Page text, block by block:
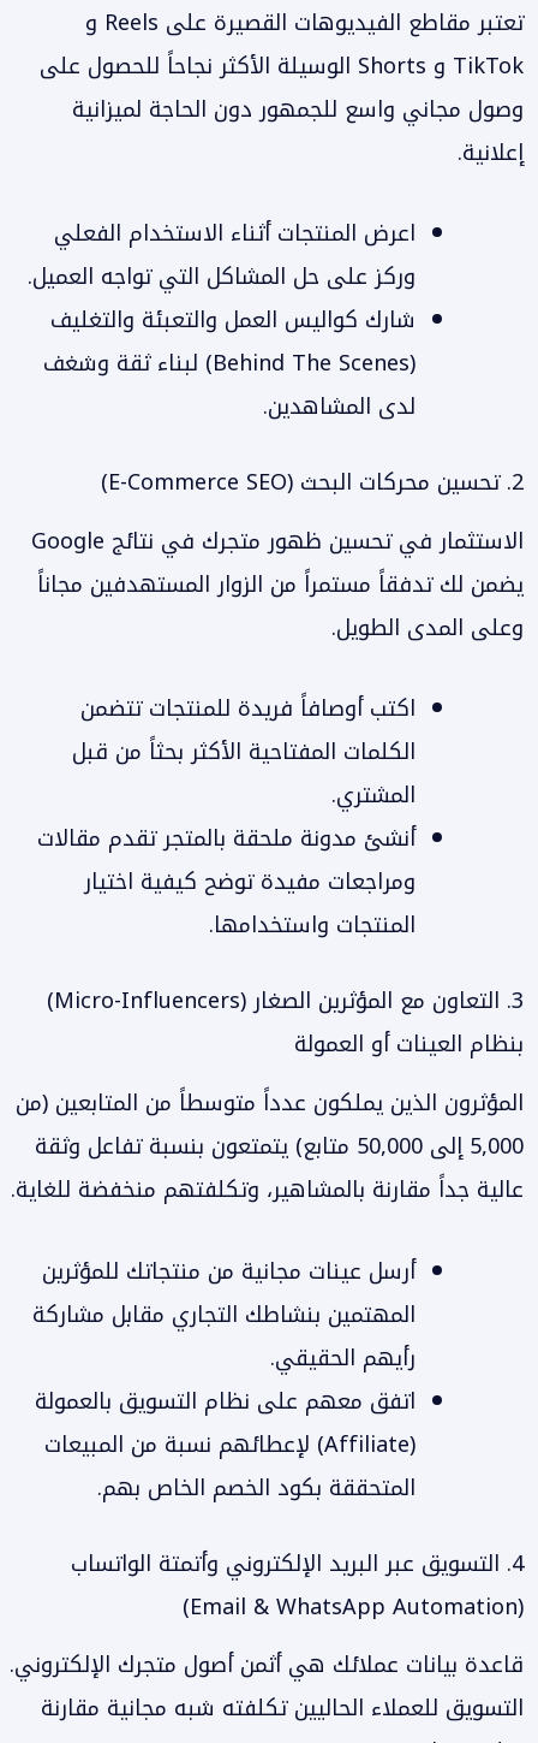
تعتبر مقاطع الفيديوهات القصيرة على Reels و
TikTok و Shorts الوسيلة الأكثر نجاحاً للحصول على
وصول مجاني واسع للجمهور دون الحاجة لميزانية
إعلانية.
اعرض المنتجات أثناء الاستخدام الفعلي
وركز على حل المشاكل التي تواجه العميل.
شارك كواليس العمل والتعبئة والتغليف
(Behind The Scenes) لبناء ثقة وشغف
لدى المشاهدين.
2. تحسين محركات البحث (E-Commerce SEO)
الاستثمار في تحسين ظهور متجرك في نتائج Google
يضمن لك تدفقاً مستمراً من الزوار المستهدفين مجاناً
وعلى المدى الطويل.
اكتب أوصافاً فريدة للمنتجات تتضمن
الكلمات المفتاحية الأكثر بحثاً من قبل
المشتري.
أنشئ مدونة ملحقة بالمتجر تقدم مقالات
ومراجعات مفيدة توضح كيفية اختيار
المنتجات واستخدامها.
3. التعاون مع المؤثرين الصغار (Micro-Influencers)
بنظام العينات أو العمولة
المؤثرون الذين يملكون عدداً متوسطاً من المتابعين (من
5,000 إلى 50,000 متابع) يتمتعون بنسبة تفاعل وثقة
عالية جداً مقارنة بالمشاهير، وتكلفتهم منخفضة للغاية.
أرسل عينات مجانية من منتجاتك للمؤثرين
المهتمين بنشاطك التجاري مقابل مشاركة
رأيهم الحقيقي.
اتفق معهم على نظام التسويق بالعمولة
(Affiliate) لإعطائهم نسبة من المبيعات
المتحققة بكود الخصم الخاص بهم.
4. التسويق عبر البريد الإلكتروني وأتمتة الواتساب
(Email & WhatsApp Automation)
قاعدة بيانات عملائك هي أثمن أصول متجرك الإلكتروني.
التسويق للعملاء الحاليين تكلفته شبه مجانية مقارنة